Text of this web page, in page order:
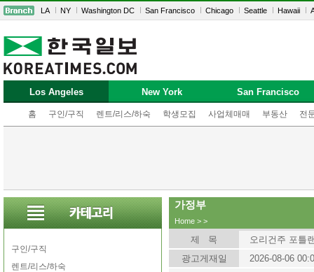
LA NY Washington DC San Francisco Chicago Seattle Hawaii
Los Angeles
홈 구인/구직 렌트/리스/하숙 학생모집 사업체매매 부동산 전
New York San Francisco
구인/구직
렌트/리스/하숙
가정부
Home > >
제 목
오리건주 포틀
광고게재일
2026-08-06